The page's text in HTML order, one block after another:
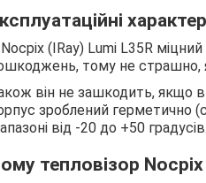
(IRay) Lumi L35R міцний
тому не страшно,
він не зашкодить, якщо
зроблений герметично
від -20 до +50
тепловізор